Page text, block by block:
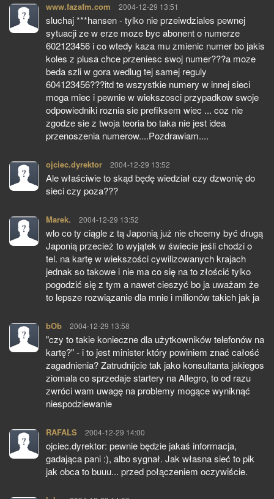
www.fazafm.com pisze:
2004-12-29 13:51
sluchaj ***hansen - tylko nie przeiwdziales pewnej
sytuacji ze w erze moze byc abonent o numerze
602123456 i co wtedy kaza mu zmienic numer bo jakis
koles z plusa chce przeniesc swoj numer???a moze
beda szli w gora wedlug tej samej reguly
604123456???itd te wszystkie numery w innej sieci
moga miec i pewnie w wiekszosci przypadkow swoje
odpowiedniki roznia sie prefiksem wiec ... coz nie
zgodze sie z twoja teoria bo taka nie jest idea
przenoszenia numerow....Pozdrawiam....
ojciec.dyrektor pisze:
2004-12-29 13:52
Ale właściwie to skąd będę wiedział czy dzwonię do
sieci czy poza???
Marek. pisze:
2004-12-29 13:52
wlo co ty ciągle z tą Japonią już nie chcemy być drugą
Japonią przecież to wyjątek w świecie jeśli chodzi o
tel. na kartę w wiekszości cywilizowanych krajach
jednak so takowe i nie ma co się na to złościć tylko
pogodzić się z tym a nawet cieszyć bo ja uważam że
to lepsze rozwiązanie dla mnie i milionów takich jak ja
bOb pisze:
2004-12-29 13:58
"czy to takie konieczne dla użytkowników telefonów na
kartę?" - i to jest minister który powiniem znać całość
zagadnienia? Zatrudnijcie tak jako konsultanta jakiegos
ziomala co sprzedaje startery na Allegro, to od razu
zwróci wam uwagę na problemy mogące wyniknąć
niespodziewanie
RAFALS pisze:
2004-12-29 14:00
ojciec.dyrektor: pewnie będzie jakaś informacja,
gadająca pani :), albo sygnał. Jak własna sieć to pik
jak obca to buuu... przed połączeniem oczywiście.